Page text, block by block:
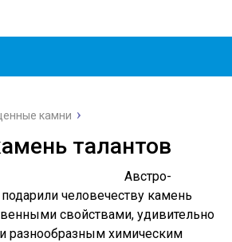
камни
талантов
Австро-
человечеству камень
свойствами, удивительно
разнообразным химическим